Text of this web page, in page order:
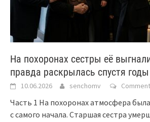
На похоронах сестры её
правда раскрылась спустя
10.06.2026 senchomv Comment
Часть 1 На похоронах атмосфера
с самого начала. Старшая сестра